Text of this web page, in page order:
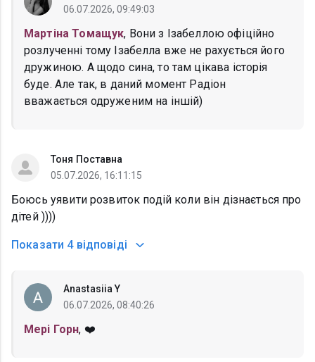
06.07.2026, 09:49:03
Мартіна Томащук, Вони з Ізабеллою офіційно
розлученні тому Ізабелла вже не рахується його
дружиною. А щодо сина, то там цікава історія
буде. Але так, в даний момент Радіон
вважається одруженим на іншій)
Тоня Поставна
05.07.2026, 16:11:15
Боюсь уявити розвиток подій коли він дізнається про
дітей ))))
Показати 4 відповіді
Anastasiia Y
06.07.2026, 08:40:26
Мері Горн, ❤️